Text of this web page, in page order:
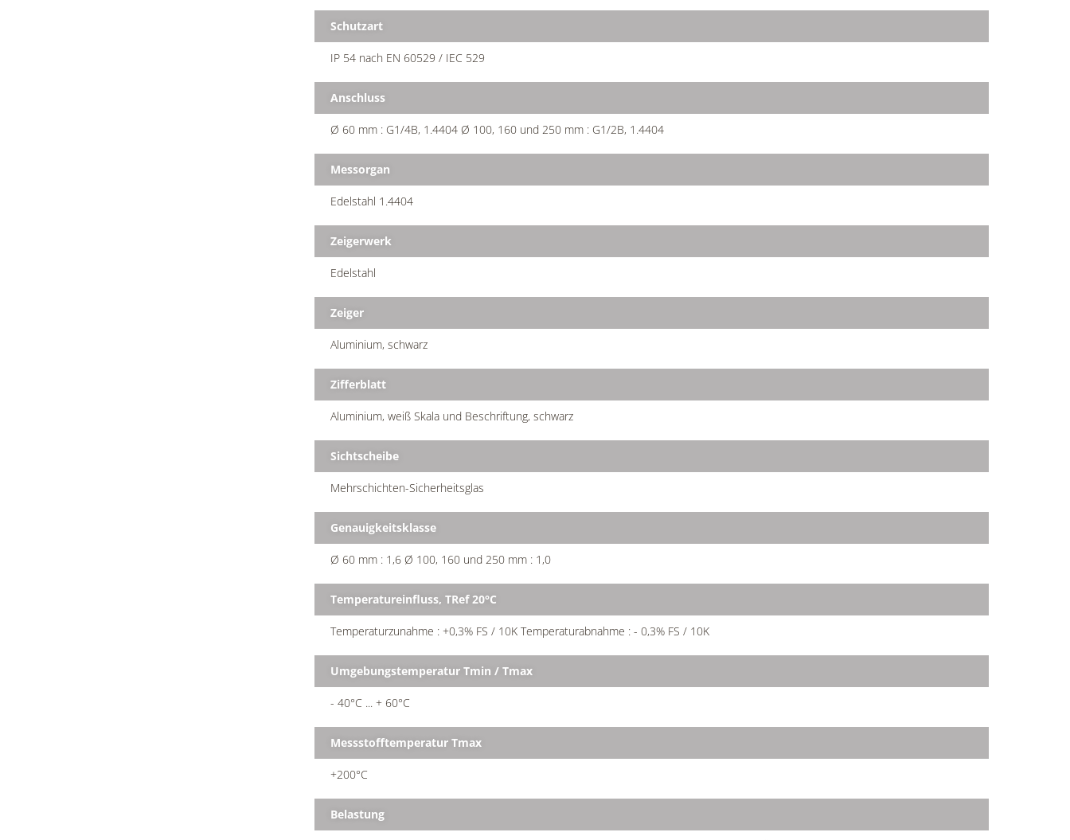
Schutzart
IP 54 nach EN 60529 / IEC 529
Anschluss
Ø 60 mm : G1/4B, 1.4404 Ø 100, 160 und 250 mm : G1/2B, 1.4404
Messorgan
Edelstahl 1.4404
Zeigerwerk
Edelstahl
Zeiger
Aluminium, schwarz
Zifferblatt
Aluminium, weiß Skala und Beschriftung, schwarz
Sichtscheibe
Mehrschichten-Sicherheitsglas
Genauigkeitsklasse
Ø 60 mm : 1,6 Ø 100, 160 und 250 mm : 1,0
Temperatureinfluss, TRef 20°C
Temperaturzunahme : +0,3% FS / 10K Temperaturabnahme : - 0,3% FS / 10K
Umgebungstemperatur Tmin / Tmax
- 40°C ... + 60°C
Messstofftemperatur Tmax
+200°C
Belastung